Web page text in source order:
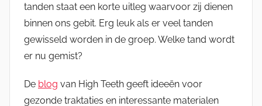
tanden staat een korte uitleg waarvoor zij dienen
binnen ons gebit. Erg leuk als er veel tanden
gewisseld worden in de groep. Welke tand wordt
er nu gemist?
De blog van High Teeth geeft ideeën voor
gezonde traktaties en interessante materialen